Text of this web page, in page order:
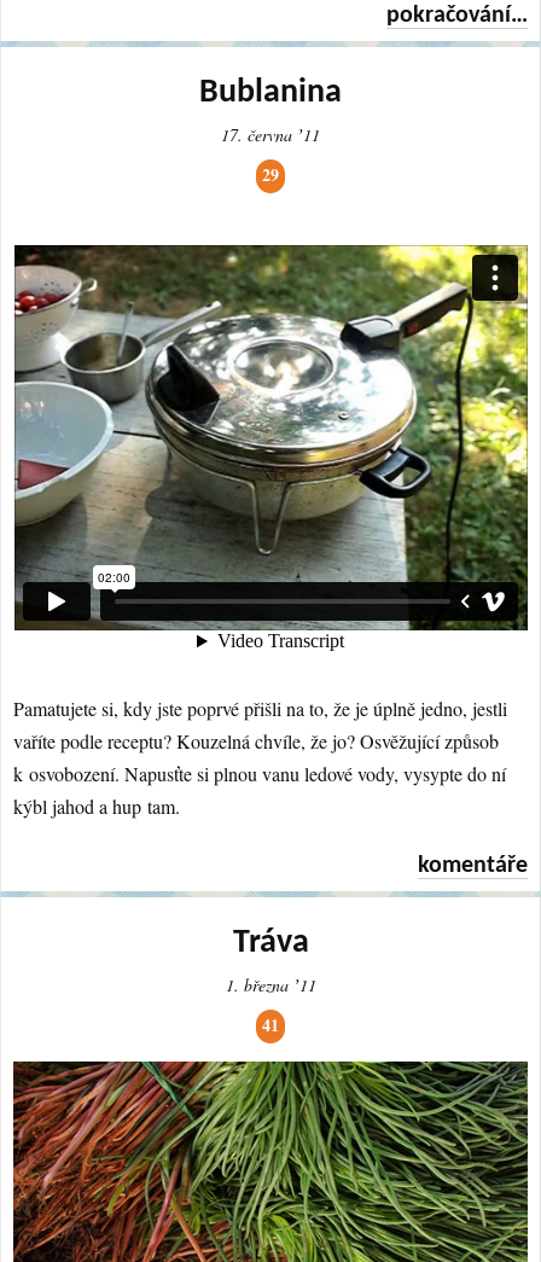
pokračování…
Bublanina
17. června ʼ11
29
Pamatujete si, kdy jste poprvé přišli na to, že je úplně jedno, jestli
vaříte podle receptu? Kouzelná chvíle, že jo? Osvěžující způsob
k osvobození. Napusťte si plnou vanu ledové vody, vysypte do ní
kýbl jahod a hup tam.
komentáře
Tráva
1. března ʼ11
41